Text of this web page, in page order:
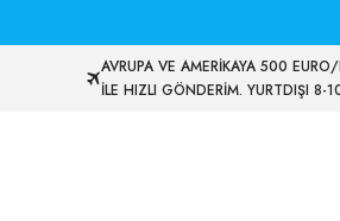
AVRUPA VE AMERİKAYA 500
İLE HIZLI GÖNDERİM. YURTDIŞI 8-